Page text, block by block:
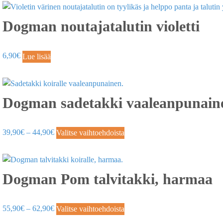
Dogman noutajatalutin violetti
6,90€ Lue lisää
Dogman sadetakki
39,90€ – 44,90€ Valitse vaihtoehdoista
Dogman Pom talvitakki, harmaa
55,90€ – 62,90€ Valitse vaihtoehdoista